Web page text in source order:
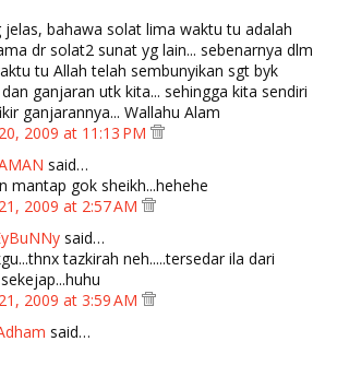
jelas, bahawa solat lima waktu tu adalah
dr solat2 sunat yg lain... sebenarnya dlm
tu Allah telah sembunyikan sgt byk
ganjaran utk kita... sehingga kita sendiri
ganjarannya... Wallahu Alam
2009 at 11:13 PM
said…
mantap gok sheikh...hehehe
2009 at 2:57 AM
said…
tazkirah neh.....tersedar ila dari
2009 at 3:59 AM
said…